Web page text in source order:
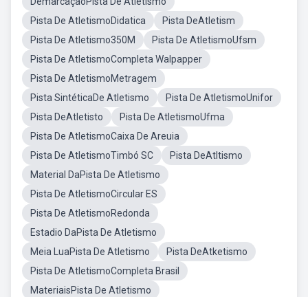
Pista De AtletismoDidatica
Pista DeAtletism
Pista De Atletismo350M
Pista De AtletismoUfsm
Pista De AtletismoCompleta Walpapper
Pista De AtletismoMetragem
Pista SintéticaDe Atletismo
Pista De AtletismoUnifor
Pista DeAtletisto
Pista De AtletismoUfma
Pista De AtletismoCaixa De Areuia
Pista De AtletismoTimbó SC
Pista DeAtltismo
Material DaPista De Atletismo
Pista De AtletismoCircular ES
Pista De AtletismoRedonda
Estadio DaPista De Atletismo
Meia LuaPista De Atletismo
Pista DeAtketismo
Pista De AtletismoCompleta Brasil
MateriaisPista De Atletismo